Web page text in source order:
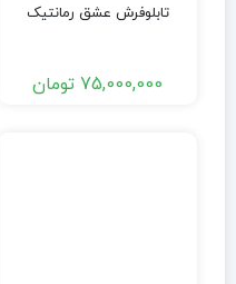
تابلوفرش عشق رمانتیک
75,000,000 تومان